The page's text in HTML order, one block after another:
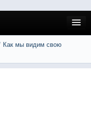
Как мы видим свою